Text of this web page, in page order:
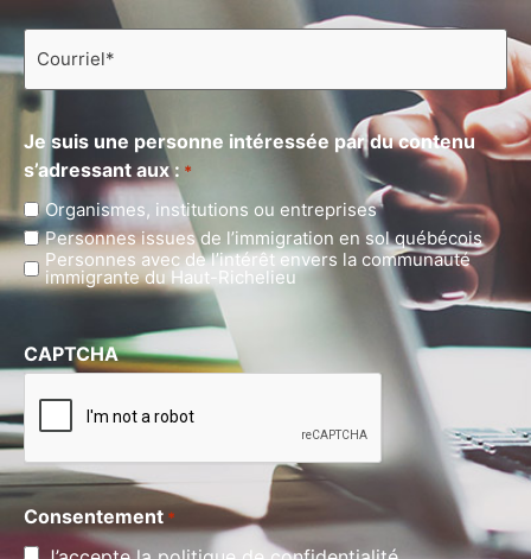
Courriel
Je suis une personne intéressée par du contenu
s’adressant aux : *
Organismes, institutions ou entreprises
Personnes issues de l’immigration en sol québécois
Personnes avec de l’intérêt envers la communauté
immigrante du Haut-Richelieu
CAPTCHA
Consentement *